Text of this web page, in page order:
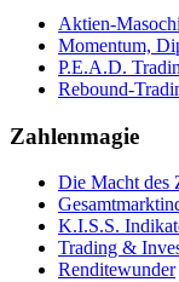
Aktien-
Momentum,
P.E.A.D.
Rebound-
Zahlenmagie
Die Macht des
K.I.S.S.
Trading &
Renditewunder